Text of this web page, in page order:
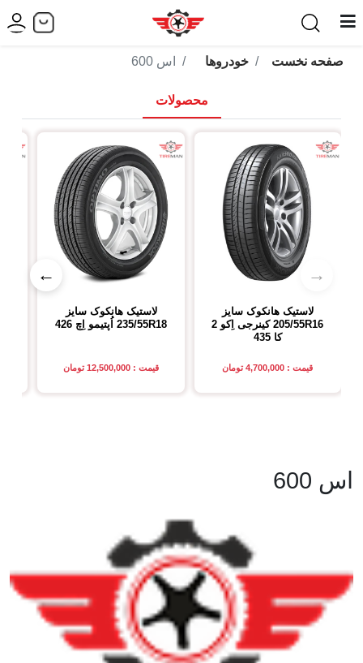
صفحه نخست خودروها اس 600
محصولات
→
←
لاستیک هانکوک سایز
205/55R16
کینرجی اِکو 2
کا 435
قیمت : 4,700,000 تومان
لاستیک هانکوک سایز
235/55R18 اُپتیمو اِچ 426
قیمت : 12,500,000 تومان
اس 600